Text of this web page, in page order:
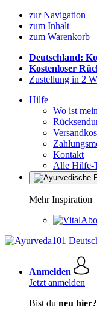
zur Navigation
zum Inhalt
zum Warenkorb
Deutschland:
Kostenloser
Zustellung in 2
Hilfe
Wo ist
Kontakt
Alle Hilfe-
Mehr Inspiration
Anmelden
Jetzt anmelden
Bist du neu hier?